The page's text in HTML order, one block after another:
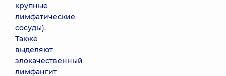
крупные
лимфатические
сосуды).
Также
выделяют
злокачественный
лимфангит